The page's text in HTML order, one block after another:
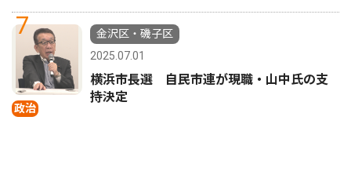
7
政治
金沢区・磯子区
2025.07.01
横浜市長選 自民市連が現職・山中氏の支
持決定